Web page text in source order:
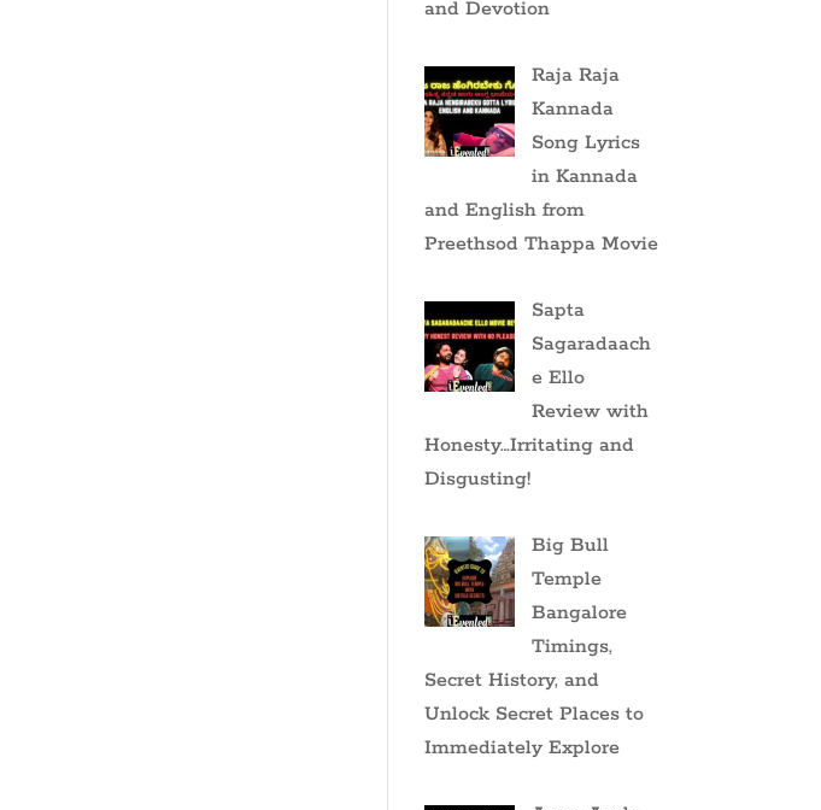
and Devotion
Raja Raja
Kannada
Song Lyrics
in Kannada
and English from
Preethsod Thappa Movie
Sapta
Sagaradaach
e Ello
Review with
Honesty…Irritating and
Disgusting!
Big Bull
Temple
Bangalore
Timings,
Secret History, and
Unlock Secret Places to
Immediately Explore